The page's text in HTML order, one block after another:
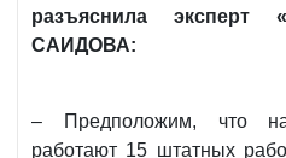
разъяснила
САИДОВА:
– Предположим, что
работают 15 штатных